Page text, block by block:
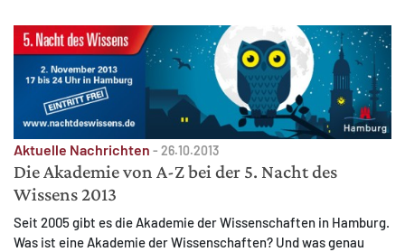
Aktuelle Nachrichten - 26.10.2013
Die Akademie von A-Z bei der 5. Nacht des
Wissens 2013
Seit 2005 gibt es die Akademie der Wissenschaften in Hamburg.
Was ist eine Akademie der Wissenschaften? Und was genau